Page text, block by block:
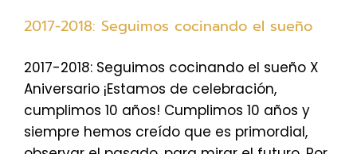
2017-2018: Seguimos cocinando el sueño
2017-2018: Seguimos cocinando el sueño X
Aniversario ¡Estamos de celebración,
cumplimos 10 años! Cumplimos 10 años y
siempre hemos creído que es primordial,